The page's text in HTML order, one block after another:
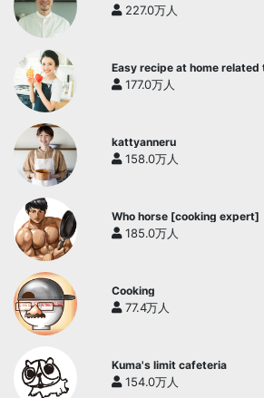
official channel]
227.0万人
Easy recipe at home
Yukari's Kitchen
177.0万人
kattyanneru
158.0万人
Who horse [cooking expert]
185.0万人
Cooking
77.4万人
Kuma's limit cafeteria
154.0万人